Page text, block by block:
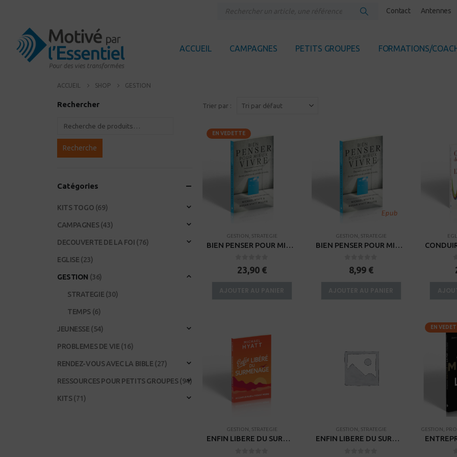
Contact Antennes
ACCUEIL CAMPAGNES PETITS GROUPES FORMATIONS/
ACCUEIL SHOP GESTION
Trier par :
EN VEDETTE
GESTION STRATEGIE
BIEN PENSER POUR MIEUX VIVRE
23,90 €
GESTION STRATEGIE
BIEN PENSER POUR MIEUX VIVRE – EPUB
8,99 €
GESTION , STRATEGIE
ENFIN LIBERE DU SURMENAGE – EPUB
GESTION , STRATEGIE
ENFIN LIBERE DU SURMENAGE – KINDLE
EN
GESTION ,
Rechercher
Recherche
Catégories
KITS TOGO (69)
CAMPAGNES (43)
DECOUVERTE DE LA FOI (76)
EGLISE (23)
GESTION (36)
STRATEGIE (30)
TEMPS (6)
JEUNESSE (54)
PROBLEMES DE VIE (16)
RENDEZ-VOUS AVEC LA BIBLE (27)
RESSOURCES POUR PETITS GROUPES (94)
KITS (71)